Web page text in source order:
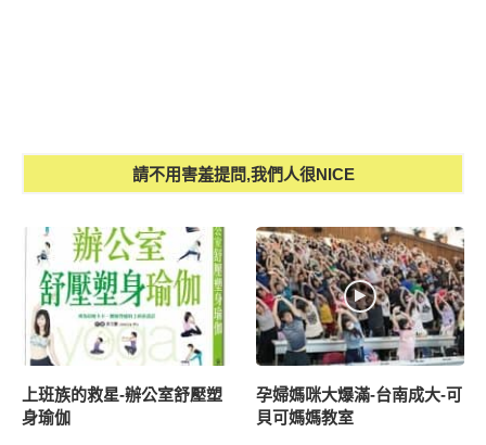
請不用害羞提問,我們人很NICE
上班族的救星-辦公室舒壓塑
身瑜伽
孕婦媽咪大爆滿-台南成大-可
貝可媽媽教室